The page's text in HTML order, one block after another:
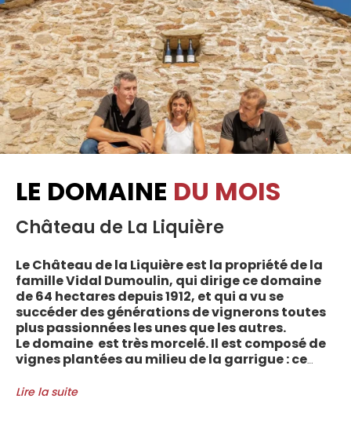
LE DOMAINE DU MOIS
Château de La Liquière
Le Château de la Liquière est la propriété de la
famille Vidal Dumoulin, qui dirige ce domaine
de 64 hectares depuis 1912, et qui a vu se
succéder des générations de vignerons toutes
plus passionnées les unes que les autres.
Le domaine est très morcelé. Il est composé de
vignes plantées au milieu de la garrigue : ce
entre les villages d’Autignac, Caussiniojouls,
Lire la suite